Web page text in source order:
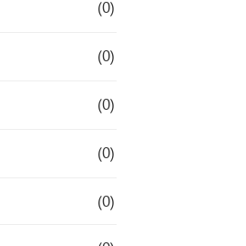
(0)
(0)
(0)
(0)
(0)